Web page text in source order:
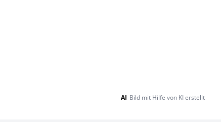
AI Bild mit Hilfe von KI erstellt